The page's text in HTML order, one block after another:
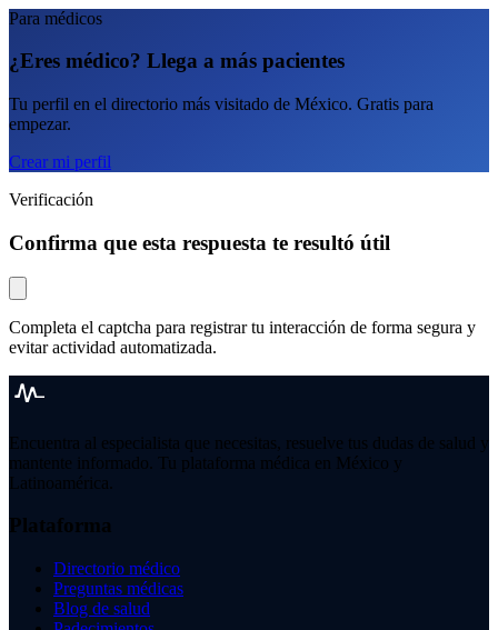
Para médicos
¿Eres médico? Llega a más pacientes
Tu perfil en el directorio más visitado de México. Gratis para
empezar.
Crear mi perfil
Verificación
Confirma que esta respuesta te resultó útil
Completa el captcha para registrar tu interacción de forma segura y
evitar actividad automatizada.
Encuentra al especialista que necesitas, resuelve tus dudas de salud y
mantente informado. Tu plataforma médica en México y
Latinoamérica.
Plataforma
Directorio médico
Preguntas médicas
Blog de salud